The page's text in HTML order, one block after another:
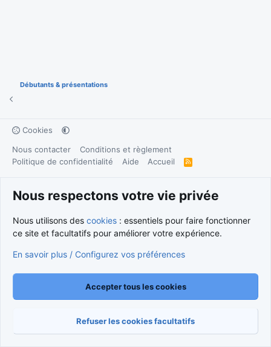
Débutants & présentations
Cookies
Nous contacter
Conditions et règlement
Politique de confidentialité
Aide Accueil
R
S
Traduction française parXenForo FR|Media embeds via s9e/MediaSites
Nous respectons votre vie privée
Nous utilisons des cookies : essentiels pour faire fonctionner
ce site et facultatifs pour améliorer votre expérience.
En savoir plus / Configurez vos préférences
Accepter tous les cookies
Refuser les cookies facultatifs